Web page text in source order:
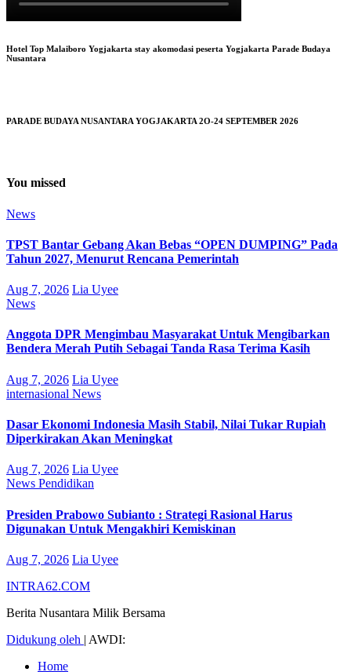
Hotel Top Malaiboro Yogjakarta stay akomodasi peserta Yogjakarta Parade Budaya
Nusantara
PARADE BUDAYA NUSANTARA YOGJAKARTA 2O-24 SEPTEMBER 2026
You missed
News
TPST Bantar Gebang Akan Bebas “OPEN DUMPING” Pada
Tahun 2027, Menurut Rencana Pemerintah
Aug 7, 2026 Lia Uyee
News
Anggota DPR Mengimbau Masyarakat Untuk Mengibarkan
Bendera Merah Putih Sebagai Tanda Rasa Terima Kasih
Aug 7, 2026 Lia Uyee
internasional News
Dasar Ekonomi Indonesia Masih Stabil, Nilai Tukar Rupiah
Diperkirakan Akan Meningkat
Aug 7, 2026 Lia Uyee
News Pendidikan
Presiden Prabowo Subianto : Strategi Rasional Harus
Digunakan Untuk Mengakhiri Kemiskinan
Aug 7, 2026 Lia Uyee
INTRA62.COM
Berita Nusantara Milik Bersama
Didukung oleh | AWDI:
Home